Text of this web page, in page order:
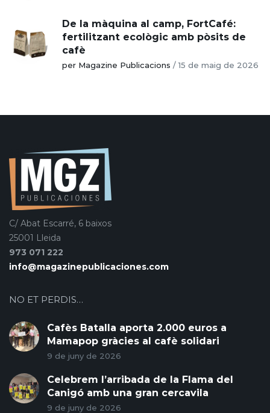
De la màquina al camp, FortCafé:
fertilitzant ecològic amb pòsits de
cafè
per Magazine Publicacions /15 de maig de 2026
C/ Abat Escarré, 6 baixos
25001 Lleida
973 071 222
info@magazinepublicaciones.com
NO ET PERDIS…
Cafès Batalla aporta 2.000 euros a
Mamapop gràcies al cafè solidari
9 de juny de 2026
Celebrem l’arribada de la Flama del
Canigó amb una gran cercavila
9 de juny de 2026